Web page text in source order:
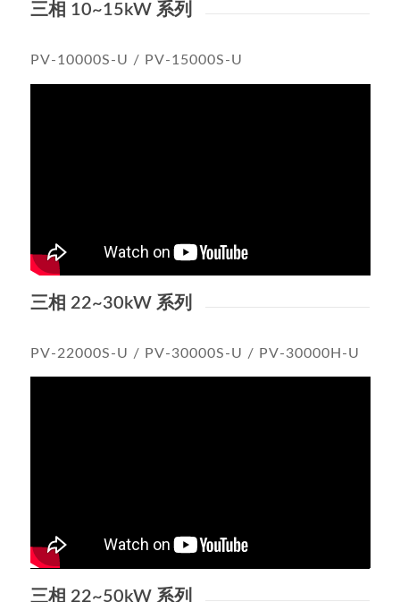
三相 10~15kW 系列
PV-10000S-U / PV-15000S-U
三相 22~30kW 系列
PV-22000S-U / PV-30000S-U / PV-30000H-U
三相 22~50kW 系列